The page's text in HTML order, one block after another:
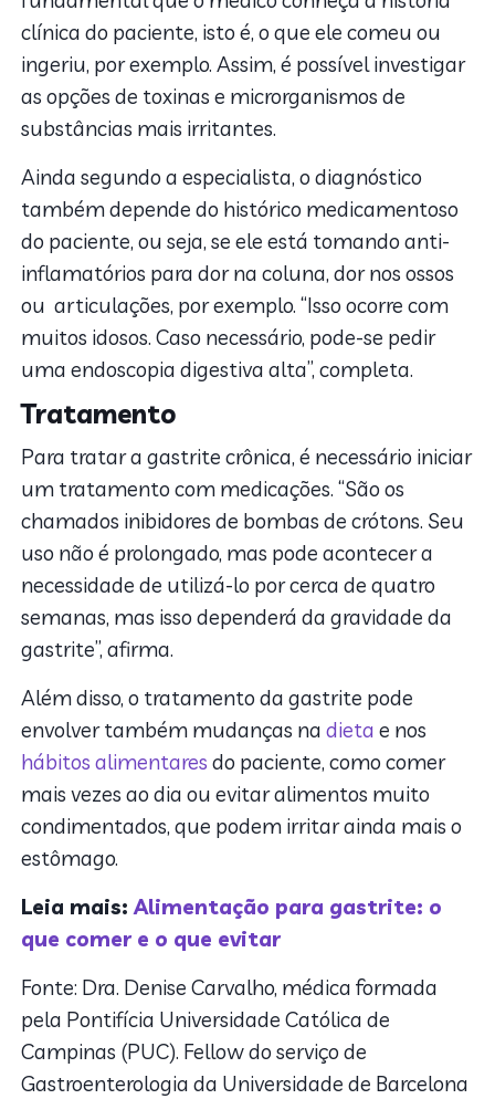
clínica do paciente, isto é, o que ele comeu ou
ingeriu, por exemplo. Assim, é possível investigar
as opções de toxinas e microrganismos de
substâncias mais irritantes.
Ainda segundo a especialista, o diagnóstico
também depende do histórico medicamentoso
do paciente, ou seja, se ele está tomando anti-
inflamatórios para dor na coluna, dor nos ossos
ou articulações, por exemplo. “Isso ocorre com
muitos idosos. Caso necessário, pode-se pedir
uma endoscopia digestiva alta”, completa.
Tratamento
Para tratar a gastrite crônica, é necessário iniciar
um tratamento com medicações. “São os
chamados inibidores de bombas de crótons. Seu
uso não é prolongado, mas pode acontecer a
necessidade de utilizá-lo por cerca de quatro
semanas, mas isso dependerá da gravidade da
gastrite”, afirma.
Além disso, o tratamento da gastrite pode
envolver também mudanças nadieta e nos
hábitos alimentares do paciente, como comer
mais vezes ao dia ou evitar alimentos muito
condimentados, que podem irritar ainda mais o
estômago.
Leia mais:Alimentação para gastrite: o
que comer e o que evitar
Fonte: Dra. Denise Carvalho, médica formada
pela Pontifícia Universidade Católica de
Campinas (PUC). Fellow do serviço de
Gastroenterologia da Universidade de Barcelona